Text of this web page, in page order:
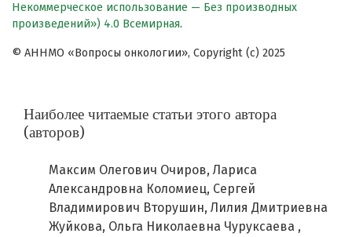
Некоммерческое использование — Без производных
произведений») 4.0 Всемирная.
© АННМО «Вопросы онкологии», Copyright (c) 2025
Наиболее читаемые статьи этого автора
(авторов)
Максим Олегович Очиров, Лариса
Александровна Коломиец, Сергей
Владимирович Вторушин, Лилия Дмитриевна
Жуйкова, Ольга Николаевна Чуруксаева ,